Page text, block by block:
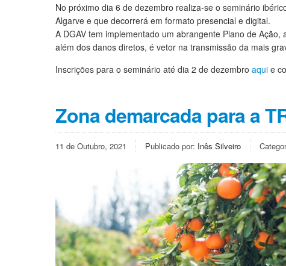
No próximo dia 6 de dezembro realiza-se o seminário
Algarve e que decorrerá em formato presencial e digital.
A DGAV tem implementado um abrangente Plano de
além dos danos diretos, é vetor na transmissão da mais
Inscrições para o seminário até dia 2 de dezembro aqui e
Zona demarcada para a
11 de Outubro, 2021 Publicado por: Inês Silveiro